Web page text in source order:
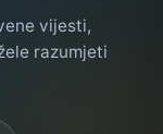
vijesti,
razumjeti